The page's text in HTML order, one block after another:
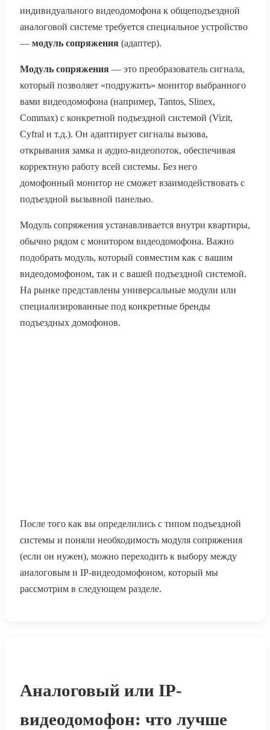
индивидуального видеодомофона к общеподъездной
аналоговой системе требуется специальное устройство
— модуль сопряжения (адаптер).
Модуль сопряжения — это преобразователь сигнала,
который позволяет «подружить» монитор выбранного
вами видеодомофона (например, Tantos, Slinex,
Commax) с конкретной подъездной системой (Vizit,
Cyfral и т.д.). Он адаптирует сигналы вызова,
открывания замка и аудио-видеопоток, обеспечивая
корректную работу всей системы. Без него
домофонный монитор не сможет взаимодействовать с
подъездной вызывной панелью.
Модуль сопряжения устанавливается внутри квартиры,
обычно рядом с монитором видеодомофона. Важно
подобрать модуль, который совместим как с вашим
видеодомофоном, так и с вашей подъездной системой.
На рынке представлены универсальные модули или
специализированные под конкретные бренды
подъездных домофонов.
После того как вы определились с типом подъездной
системы и поняли необходимость модуля сопряжения
(если он нужен), можно переходить к выбору между
аналоговым и IP-видеодомофоном, который мы
рассмотрим в следующем разделе.
Аналоговый или IP-
видеодомофон: что лучше